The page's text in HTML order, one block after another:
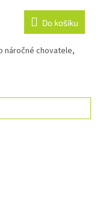
Do košíku
náročné chovatele,